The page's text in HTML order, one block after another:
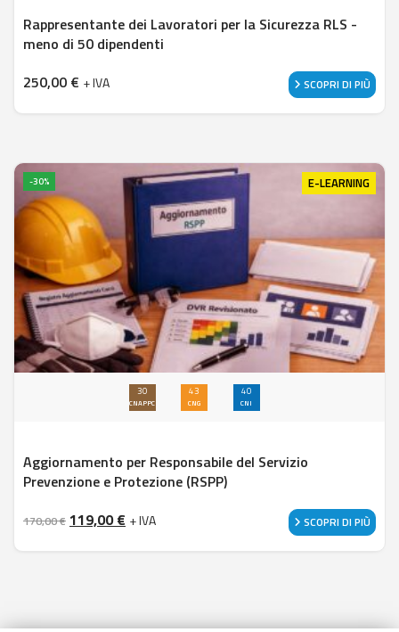
Rappresentante dei Lavoratori per la Sicurezza RLS -
meno di 50 dipendenti
250,00 € + IVA SCOPRI DI PIÙ
-30% E-LEARNING
30
CNAPPC
43
CNG
40
CNI
Aggiornamento per Responsabile del Servizio
Prevenzione e Protezione (RSPP)
170,00€ Il prezzo originale era: 170,00 €.
119,00€ Il prezzo attuale è: 119,00 €.
+ IVA SCOPRI DI PIÙ